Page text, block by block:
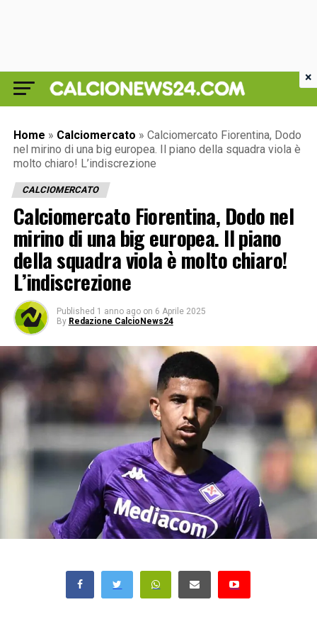
Home » Calciomercato » Calciomercato Fiorentina, Dodo
nel mirino di una big europea. Il piano della squadra viola è
molto chiaro! L’indiscrezione
CALCIOMERCATO
Calciomercato Fiorentina, Dodo nel
mirino di una big europea. Il piano
della squadra viola è molto chiaro!
L’indiscrezione
Published 1 anno ago on 6 Aprile 2025
By Redazione CalcioNews24
×